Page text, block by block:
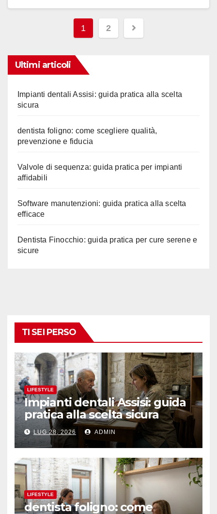
Paginazione
articoli
1 2
Ultimi articoli
Impianti dentali Assisi: guida pratica alla scelta
sicura
dentista foligno: come scegliere qualità,
prevenzione e fiducia
Valvole di sequenza: guida pratica per impianti
affidabili
Software manutenzioni: guida pratica alla scelta
efficace
Dentista Finocchio: guida pratica per cure serene e
sicure
TI SEI PERSO
LIFESTYLE
Impianti dentali Assisi: guida
pratica alla scelta sicura
LUG 28, 2026 ADMIN
LIFESTYLE
dentista foligno: come